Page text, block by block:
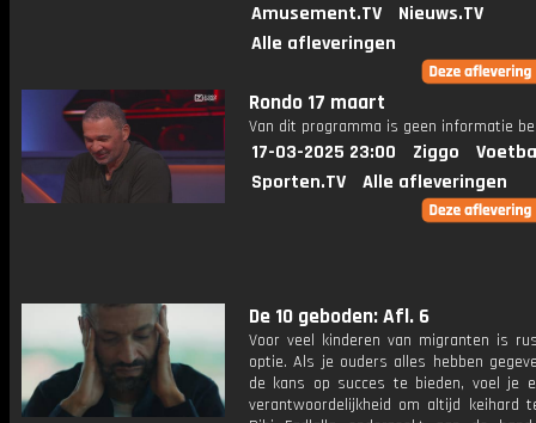
Amusement.TV
Nieuws.TV
Alle afleveringen
Rondo 17 maart
Van dit programma is geen informatie
17-03-2025 23:00 Ziggo
Sporten.TV
Alle afleveringen
De 10 geboden: Afl. 6
Voor veel kinderen van migranten is
optie. Als je ouders alles hebben
de kans op succes te bieden, voel je
verantwoordelijkheid om altijd keihard